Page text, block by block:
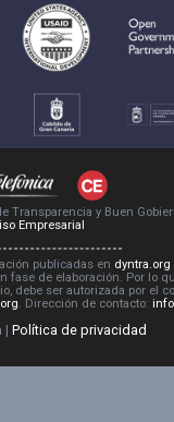
Transparencia y Buen
Empresarial
publicadas en dyntra.org
fase de elaboración. Por lo
debe ser autorizada por el
. Dirección de contacto:
| Política de privacidad